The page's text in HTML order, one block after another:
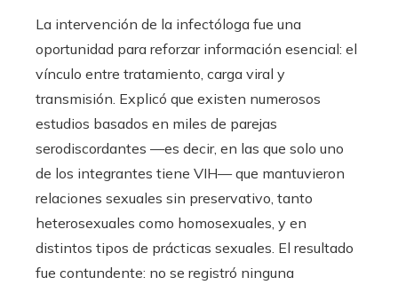
La intervención de la infectóloga fue una
oportunidad para reforzar información esencial: el
vínculo entre tratamiento, carga viral y
transmisión. Explicó que existen numerosos
estudios basados en miles de parejas
serodiscordantes —es decir, en las que solo uno
de los integrantes tiene VIH— que mantuvieron
relaciones sexuales sin preservativo, tanto
heterosexuales como homosexuales, y en
distintos tipos de prácticas sexuales. El resultado
fue contundente: no se registró ninguna